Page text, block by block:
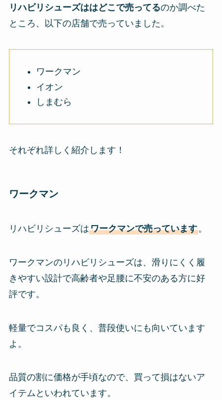
リハビリシューズははどこで売ってるのか調べた
ところ、以下の店舗で売っていました。
ワークマン
イオン
しまむら
それぞれ詳しく紹介します！
ワークマン
リハビリシューズはワークマンで売っています。
ワークマンのリハビリシューズは、滑りにくく履
きやすい設計で高齢者や足腰に不安のある方に好
評です。
軽量でコスパも良く、普段使いにも向いています
よ。
品質の割に価格が手頃なので、買って損はないア
イテムといわれています。